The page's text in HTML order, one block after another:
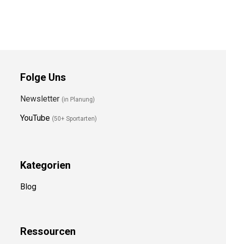
Folge Uns
Newsletter (in Planung)
YouTube (50+ Sportarten)
Kategorien
Blog
Ressourcen